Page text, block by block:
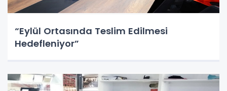
“Eylül Ortasında Teslim Edilmesi
Hedefleniyor”